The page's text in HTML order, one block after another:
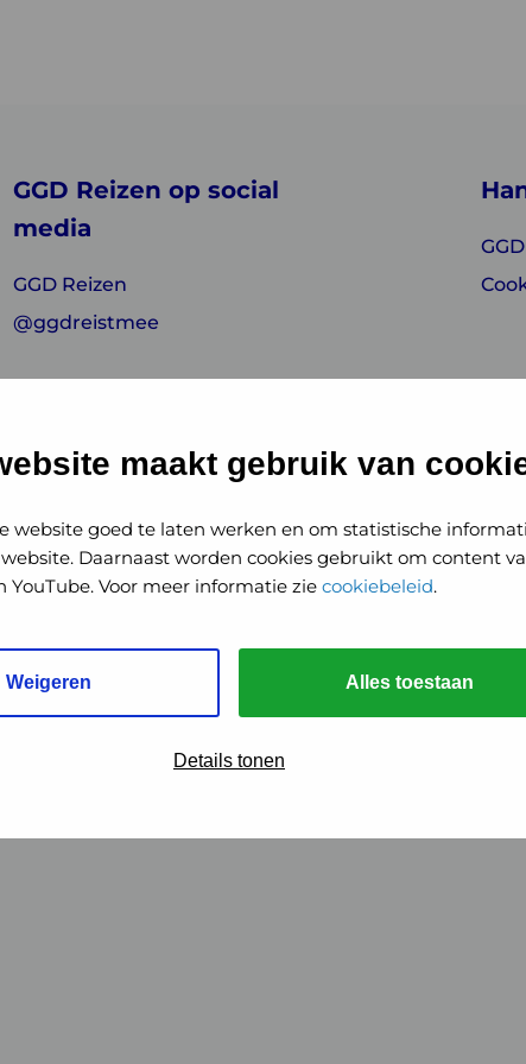
maakt gebruik van
website goed te laten werken en om statistische
Daarnaast worden cookies gebruikt om content
YouTube. Voor meer informatie zie cookiebeleid.
Weigeren Alles toestaan
Details tonen
GGD Reizen op social
media
GGD Reizen
@ggdreistmee